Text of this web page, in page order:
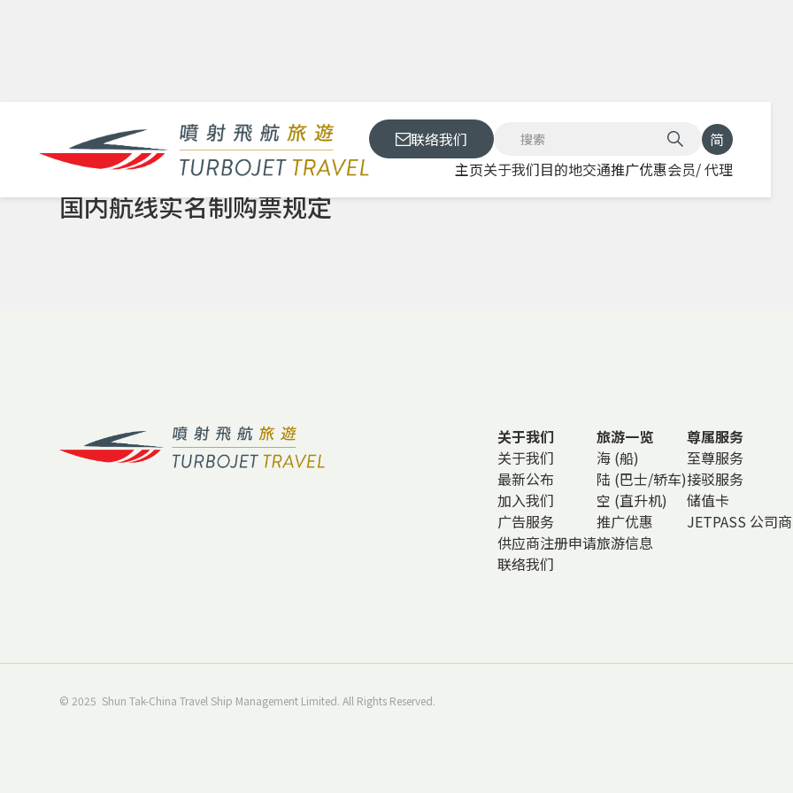
联络我们
简
主页关于我们目的地交通推广优惠会员/ 代理
国内航线实名制购票规定
关于我们
关于我们
最新公布
加入我们
广告服务
供应商注册申请
联络我们
旅游一览
海 (船)
陆 (巴士/轿车)
空 (直升机)
推广优惠
旅游信息
尊属服务
至尊服务
接驳服务
储值卡
JETPASS 公司
© 2025 Shun Tak-China Travel Ship Management Limited. All Rights Reserved.